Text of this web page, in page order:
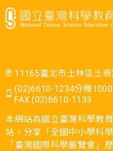
11165臺北市士林區士
(02)6610-1234分機1000
FAX (02)6610-1133
本網站為國立臺灣科學教
站，分享「全國中小學科
「臺灣國際科學展覽會」